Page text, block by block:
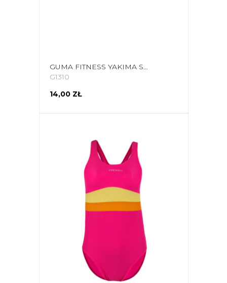
GUMA FITNESS YAKIMA SPORT NIEBIESKA 100249
G1310
14,00 ZŁ